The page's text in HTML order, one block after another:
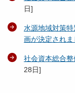
日]
水源地域対策
画が決定されま
社会資本総合
28日]